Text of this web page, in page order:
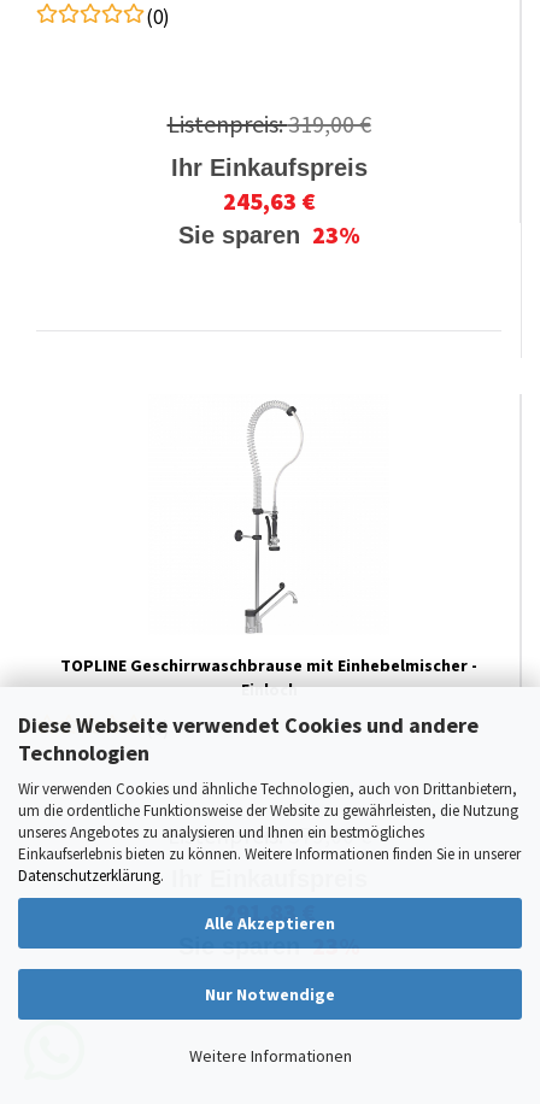
Diese Webseite verwendet Cookies und andere
Technologien
Wir verwenden Cookies und ähnliche Technologien, auch von Drittanbietern,
um die ordentliche Funktionsweise der Website zu gewährleisten, die Nutzung
unseres Angebotes zu analysieren und Ihnen ein bestmögliches
Einkaufserlebnis bieten zu können. Weitere Informationen finden Sie in unserer
Datenschutzerklärung.
Alle Akzeptieren
Nur Notwendige
Weitere Informationen
(0)
Listenpreis:319,00 €
Ihr Einkaufspreis
245,63 €
Sie sparen 23%
TOPLINE Geschirrwaschbrause mit Einhebelmischer -
Einloch
(0)
Listenpreis:379,00 €
291,83 €
Sie sparen23%